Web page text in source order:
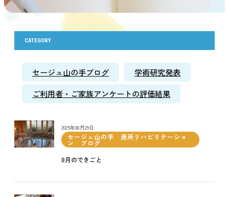
CATEGORY
セージュ山の手ブログ
学術研究発表
ご利用者・ご家族アンケートの評価結果
2025年08月29日
セージュ山の手 通所リハビリテーショ
ン ブログ
8月のできごと